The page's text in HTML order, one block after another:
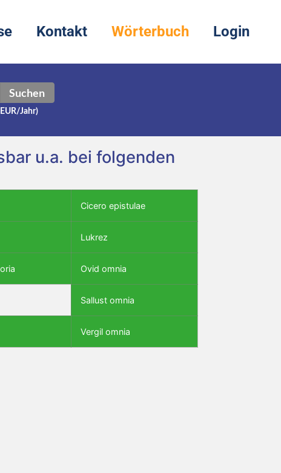
Kontakt Wörterbuch Login
Suchen
Jahr)
u.a. bei folgenden
Cicero epistulae
Lukrez
Ovid omnia
Sallust omnia
Vergil omnia